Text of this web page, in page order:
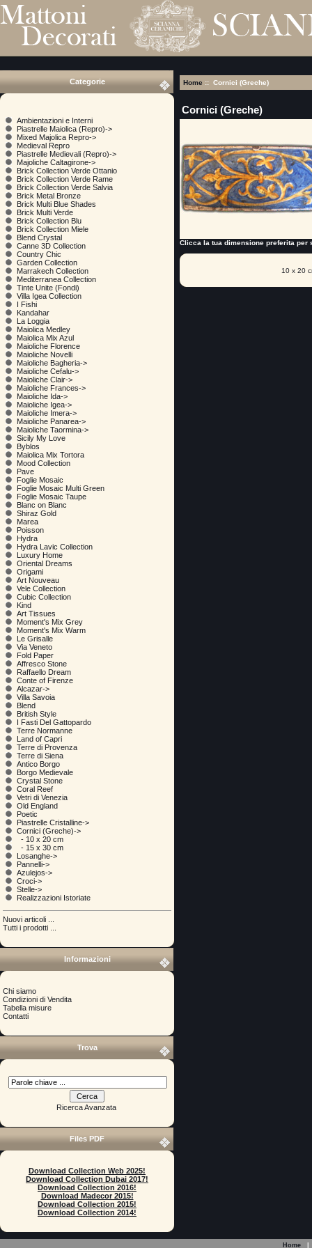
Categorie
Ambientazioni e Interni
Piastrelle Maiolica (Repro)->
Mixed Majolica Repro->
Medieval Repro
Piastrelle Medievali (Repro)->
Majoliche Caltagirone->
Brick Collection Verde Ottanio
Brick Collection Verde Rame
Brick Collection Verde Salvia
Brick Metal Bronze
Brick Multi Blue Shades
Brick Multi Verde
Brick Collection Blu
Brick Collection Miele
Blend Crystal
Canne 3D Collection
Country Chic
Garden Collection
Marrakech Collection
Mediterranea Collection
Tinte Unite (Fondi)
Villa Igea Collection
I Fishi
Kandahar
La Loggia
Maiolica Medley
Maiolica Mix Azul
Maioliche Florence
Maioliche Novelli
Maioliche Bagheria->
Maioliche Cefalu->
Maioliche Clair->
Maioliche Frances->
Maioliche Ida->
Maioliche Igea->
Maioliche Imera->
Maioliche Panarea->
Maioliche Taormina->
Sicily My Love
Byblos
Maiolica Mix Tortora
Mood Collection
Pave
Foglie Mosaic
Foglie Mosaic Multi Green
Foglie Mosaic Taupe
Blanc on Blanc
Shiraz Gold
Marea
Poisson
Hydra
Hydra Lavic Collection
Luxury Home
Oriental Dreams
Origami
Art Nouveau
Vele Collection
Cubic Collection
Kind
Art Tissues
Moment's Mix Grey
Moment's Mix Warm
Le Grisalle
Via Veneto
Fold Paper
Affresco Stone
Raffaello Dream
Conte of Firenze
Alcazar->
Villa Savoia
Blend
British Style
I Fasti Del Gattopardo
Terre Normanne
Land of Capri
Terre di Provenza
Terre di Siena
Antico Borgo
Borgo Medievale
Crystal Stone
Coral Reef
Vetri di Venezia
Old England
Poetic
Piastrelle Cristalline->
Cornici (Greche)->
- 10 x 20 cm
- 15 x 30 cm
Losanghe->
Pannelli->
Azulejos->
Croci->
Stelle->
Realizzazioni Istoriate
Nuovi articoli ...
Tutti i prodotti ...
Informazioni
Chi siamo
Condizioni di Vendita
Tabella misure
Contatti
Trova
Ricerca Avanzata
Files PDF
Download Collection Web 2025!
Download Collection Dubai 2017!
Download Collection 2016!
Download Madecor 2015!
Download Collection 2015!
Download Collection 2014!
Home :: Cornici (Greche)
Cornici (Greche)
Clicca la tua dimensione preferita
10 x 20
Home